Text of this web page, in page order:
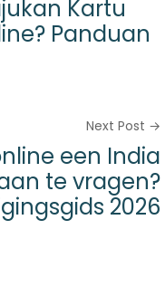
Kartu
Panduan
Next Post →
een India
te vragen?
2026